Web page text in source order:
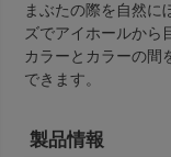
まぶたの際を自然に
ズでアイホールから
カラーとカラーの間
できます。
製品情報